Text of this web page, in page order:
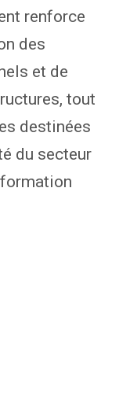
renforce
des
et de
tout
destinées
du secteur